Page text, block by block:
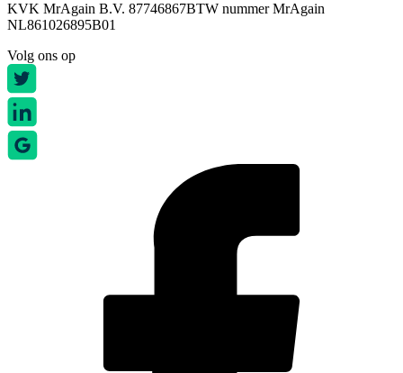
KVK MrAgain B.V. 87746867BTW nummer MrAgain
NL861026895B01
Volg ons op